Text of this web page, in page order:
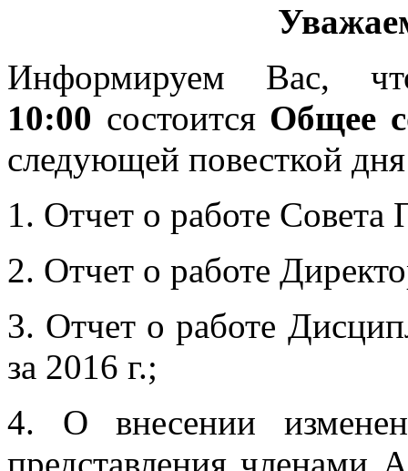
Информируем Вас,
10:00 состоится Общее
следующей повесткой
1. Отчет о работе
2. Отчет о работе
3. Отчет о работе
за 2016 г.;
4. О внесении
представления членами